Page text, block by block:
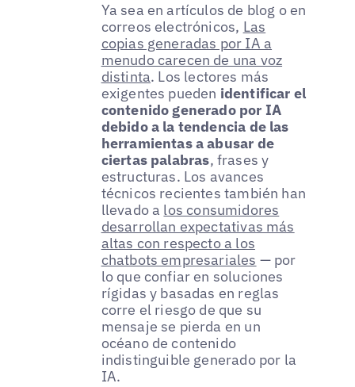
Ya sea en artículos de blog o en
correos electrónicos, Las
copias generadas por IA a
menudo carecen de una voz
distinta. Los lectores más
exigentes pueden identificar el
contenido generado por IA
debido a la tendencia de las
herramientas a abusar de
ciertas palabras, frases y
estructuras. Los avances
técnicos recientes también han
llevado a los consumidores
desarrollan expectativas más
altas con respecto a los
chatbots empresariales — por
lo que confiar en soluciones
rígidas y basadas en reglas
corre el riesgo de que su
mensaje se pierda en un
océano de contenido
indistinguible generado por la
IA.